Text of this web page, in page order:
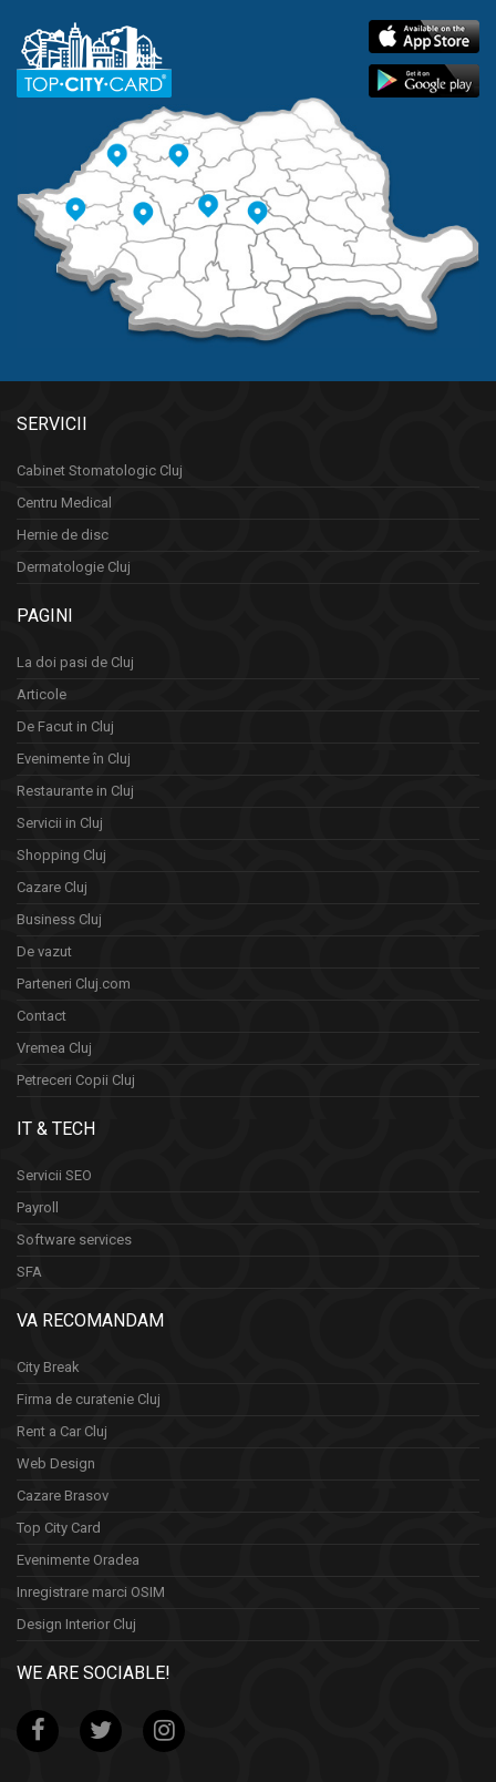
SERVICII
Cabinet Stomatologic Cluj
Centru Medical
Hernie de disc
Dermatologie Cluj
PAGINI
La doi pasi de Cluj
Articole
De Facut in Cluj
Evenimente în Cluj
Restaurante in Cluj
Servicii in Cluj
Shopping Cluj
Cazare Cluj
Business Cluj
De vazut
Parteneri Cluj.com
Contact
Vremea Cluj
Petreceri Copii Cluj
IT & TECH
Servicii SEO
Payroll
Software services
SFA
VA RECOMANDAM
City Break
Firma de curatenie Cluj
Rent a Car Cluj
Web Design
Cazare Brasov
Top City Card
Evenimente Oradea
Inregistrare marci OSIM
Design Interior Cluj
WE ARE SOCIABLE!